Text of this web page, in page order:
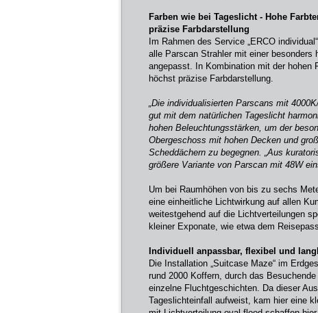
Farben wie bei Tageslicht - Hohe
präzise Farbdarstellung
Im Rahmen des Service „ERCO
alle Parscan Strahler mit einer besonders
angepasst. In Kombination mit der hohen
höchst präzise Farbdarstellung.
„Die individualisierten Parscans mit
gut mit dem natürlichen Tageslicht
hohen Beleuchtungsstärken, um der
Obergeschoss mit hohen Decken und
Scheddächern zu begegnen. „Aus
größere Variante von Parscan mit 48W
Um bei Raumhöhen von bis zu sechs
eine einheitliche Lichtwirkung auf allen
weitestgehend auf die Lichtverteilungen
kleiner Exponate, wie etwa dem
Individuell anpassbar, flexibel und
Die Installation „Suitcase Maze“ im
rund 2000 Koffern, durch das
einzelne Fluchtgeschichten. Da dieser
Tageslichteinfall aufweist, kam hier eine